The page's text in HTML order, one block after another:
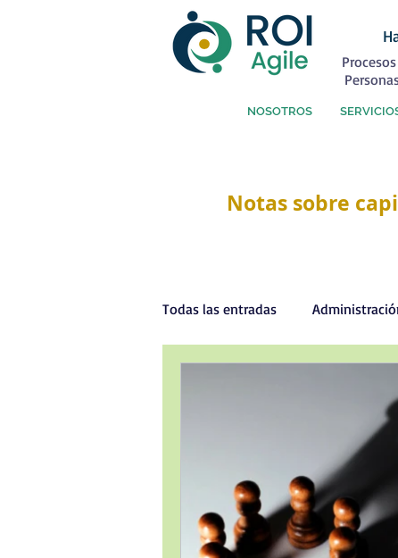
NOSOTROS
Notas sobre
Todas las entradas
Gestión de Proyectos / Project